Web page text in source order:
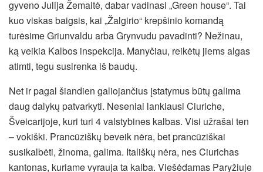
gyveno Julija Žemaitė, dabar vadinasi „Green house“. Tai
kuo viskas baigsis, kai „Žalgirio“ krepšinio komandą
turėsime Griunvaldu arba Grynvudu pavadinti? Nežinau,
ką veikia Kalbos inspekcija. Manyčiau, reikėtų jiems algas
atimti, tegu susirenka iš baudų.
Net ir pagal šiandien galiojančius įstatymus būtų galima
daug dalykų patvarkyti. Neseniai lankiausi Ciuriche,
Šveicarijoje, kuri turi 4 valstybines kalbas. Visi užrašai ten
– vokiški. Prancūziškų beveik nėra, bet prancūziškai
susikalbėti, žinoma, galima. Itališkų nėra, nes Ciurichas
kantonas, kuriame vyrauja ta kalba. Viešėdamas Paryžiuje